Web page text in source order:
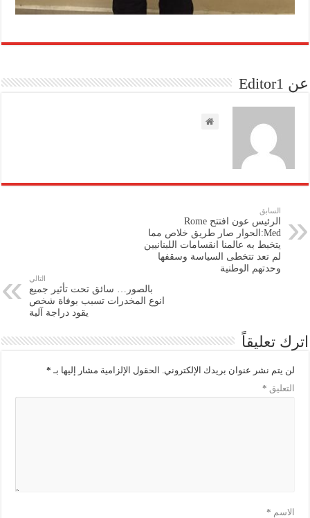
عن Editor1
السابق
الرئيس عون افتتح Rome
Med:الحوار صار طريق خلاص مما
يتخبط به عالمنا انقسامات اللبنانيين
لم تعد تتخطى السياسة وسقفها
وحدتهم الوطنية
التالي
بالصور… سائق تحت تأثير جميع
انوع المخدرات تسبب بوفاة شخص
يقود دراجة آلية
اترك تعليقاً
لن يتم نشر عنوان بريدك الإلكتروني. الحقول الإلزامية مشار إليها بـ *
التعليق *
الاسم *